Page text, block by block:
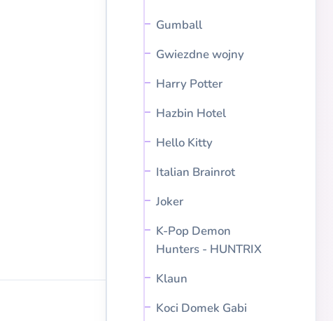
Gumball
Gwiezdne wojny
Harry Potter
Hazbin Hotel
Hello Kitty
Italian Brainrot
Joker
K-Pop Demon
Hunters - HUNTRIX
Klaun
Koci Domek Gabi